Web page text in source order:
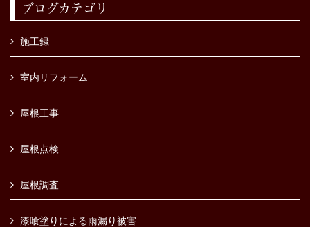
ブログカテゴリ
施工録
室内リフォーム
屋根工事
屋根点検
屋根調査
漆喰塗りによる雨漏り被害